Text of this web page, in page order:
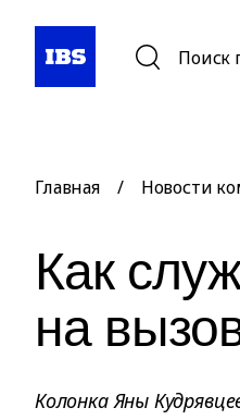
Поиск
Главная / Новости
Как
на
Колонка Яны